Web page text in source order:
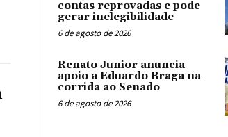
contas reprovadas e pode
gerar inelegibilidade
6 de agosto de 2026
Renato Junior anuncia
apoio a Eduardo Braga na
corrida ao Senado
6 de agosto de 2026